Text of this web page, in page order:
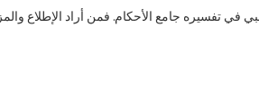
في تفسيره جامع الأحكام. فمن أراد الإطلاع